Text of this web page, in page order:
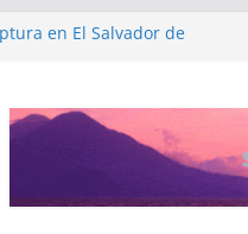
en El Salvador de
quieren entregar el poder” y
Trump
que busca investigar a
José Rubén Zamora